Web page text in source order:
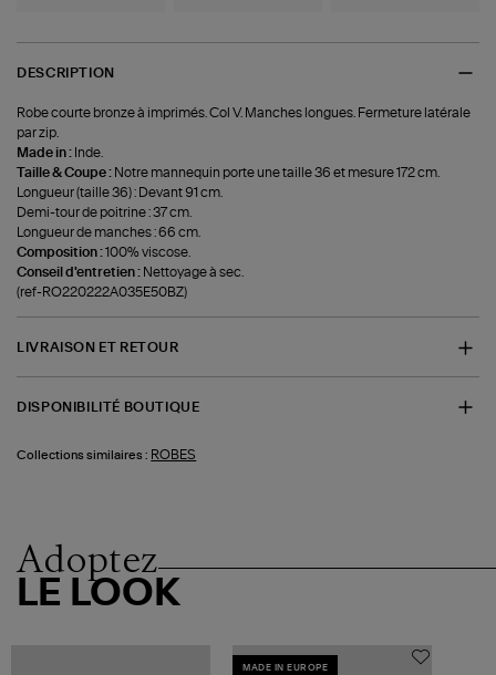
DESCRIPTION
Robe courte bronze à imprimés. Col V. Manches longues. Fermeture latérale
par zip.
Made in : Inde.
Taille & Coupe : Notre mannequin porte une taille 36 et mesure 172 cm.
Longueur (taille 36) : Devant 91 cm.
Demi-tour de poitrine : 37 cm.
Longueur de manches : 66 cm.
Composition :100% viscose.
Conseil d'entretien : Nettoyage à sec.
(ref-RO220222A035E50BZ)
LIVRAISON ET RETOUR
DISPONIBILITÉ BOUTIQUE
Collections similaires : ROBES
Adoptez
LE LOOK
MADE IN EUROPE